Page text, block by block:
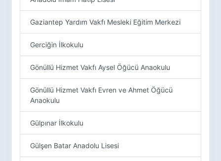
Gaziantep Yardım Vakfı Mesleki Eğitim Merkezi
Gerciğin İlkokulu
Gönüllü Hizmet Vakfı Aysel Öğücü Anaokulu
Gönüllü Hizmet Vakfı Evren ve Ahmet Öğücü
Anaokulu
Gülpınar İlkokulu
Gülşen Batar Anadolu Lisesi